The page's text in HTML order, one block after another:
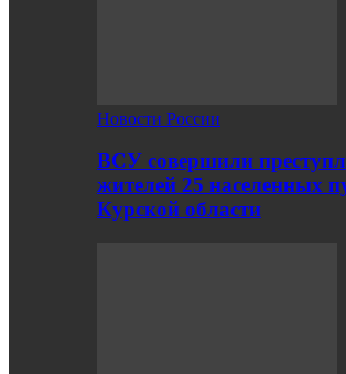
Новости России
ВСУ совершили
жителей 25 населенных
Курской области